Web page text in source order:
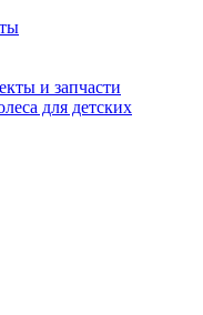
и запчасти
для детских